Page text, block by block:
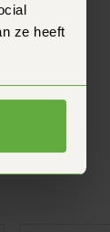
ze heeft